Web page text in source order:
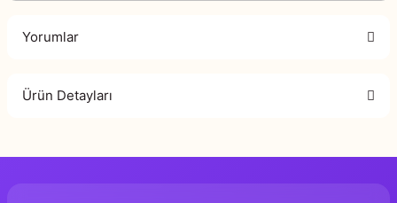
Yorumlar
Ürün Detayları